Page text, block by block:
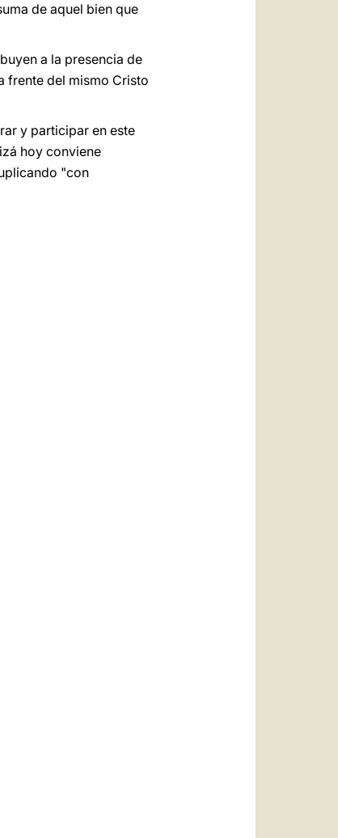
de aquel bien que
a la presencia de
frente del mismo Cristo
y participar en este
hoy conviene
"con